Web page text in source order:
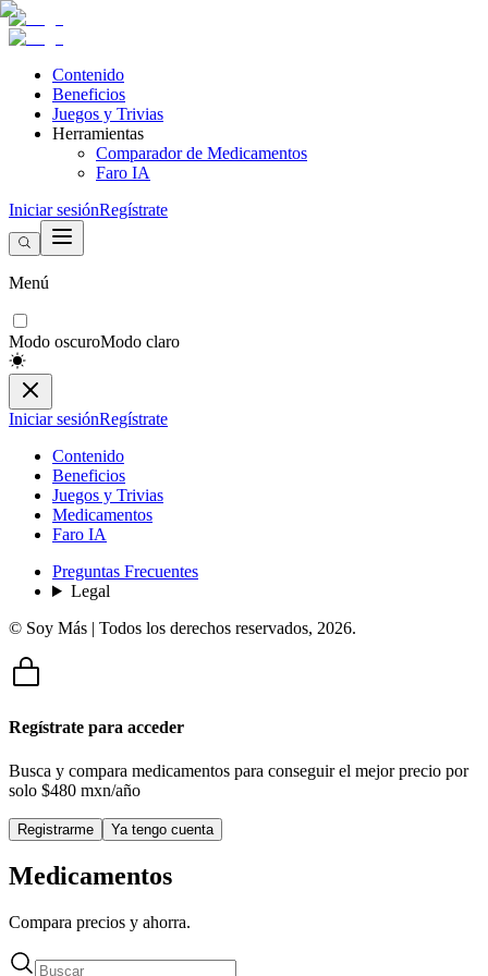
Contenido
Beneficios
Juegos y Trivias
Herramientas
Comparador de Medicamentos
Faro IA
Iniciar sesiónRegístrate
Menú
Modo oscuroModo claro
Iniciar sesiónRegístrate
Contenido
Beneficios
Juegos y Trivias
Medicamentos
Faro IA
Preguntas Frecuentes
Legal
© Soy Más | Todos los derechos reservados, 2026.
Regístrate para acceder
Busca y compara medicamentos para conseguir el mejor precio por
solo $480 mxn/año
Registrarme Ya tengo cuenta
Medicamentos
Compara precios y ahorra.